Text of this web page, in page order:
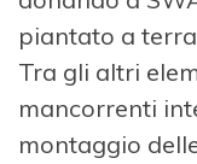
piantato a
Tra gli altri
mancorrenti
montaggio